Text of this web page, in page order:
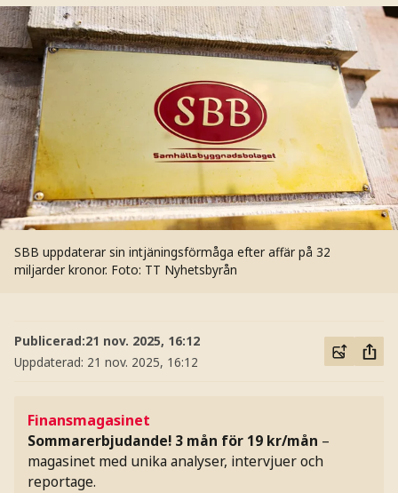
SBB uppdaterar sin intjäningsförmåga efter affär på 32
miljarder kronor. Foto: TT Nyhetsbyrån
Publicerad:21 nov. 2025, 16:12
Uppdaterad: 21 nov. 2025, 16:12
Finansmagasinet
Sommarerbjudande! 3 mån för 19 kr/mån –
magasinet med unika analyser, intervjuer och
reportage.